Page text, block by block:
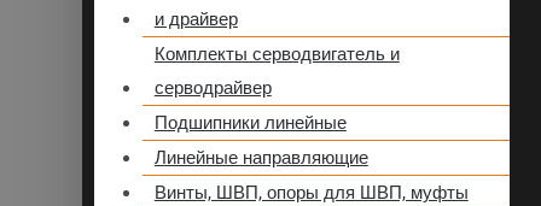
и драйвер
Комплекты серводвигатель и
серводрайвер
Подшипники линейные
Линейные направляющие
Винты, ШВП, опоры для ШВП, муфты